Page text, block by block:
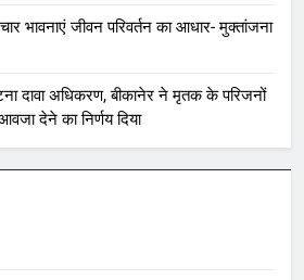
भावनाएं जीवन परिवर्तन का आधार- मुक्तांजना
दावा अधिकरण, बीकानेर ने मृतक के परिजनों
देने का निर्णय दिया